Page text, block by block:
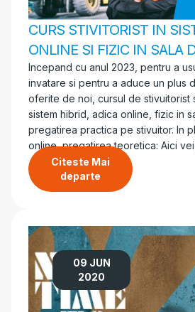
CURS STIVITORIST IN
ONLINE SI FIZIC IN SALA
Incepand cu anul 2023, pentru a
invatare si pentru a aduce un plus
oferite de noi, cursul de stivuitorist
sistem hibrid, adica online, fizic in
pregatirea practica pe stivuitor. In
online, pregatirea teoretica: Aici vei
Citeste Mai
departe
09 JUN
2020